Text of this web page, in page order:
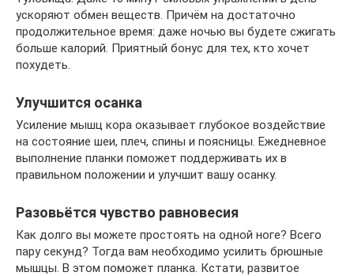
ускоряют обмен веществ. Причём на достаточно
продолжительное время: даже ночью вы будете сжигать
больше калорий. Приятный бонус для тех, кто хочет
похудеть.
Улучшится осанка
Усиление мышц кора оказывает глубокое воздействие
на состояние шеи, плеч, спины и поясницы. Ежедневное
выполнение планки поможет поддерживать их в
правильном положении и улучшит вашу осанку.
Разовьётся чувство равновесия
Как долго вы можете простоять на одной ноге? Всего
пару секунд? Тогда вам необходимо усилить брюшные
мышцы. В этом поможет планка. Кстати, развитое